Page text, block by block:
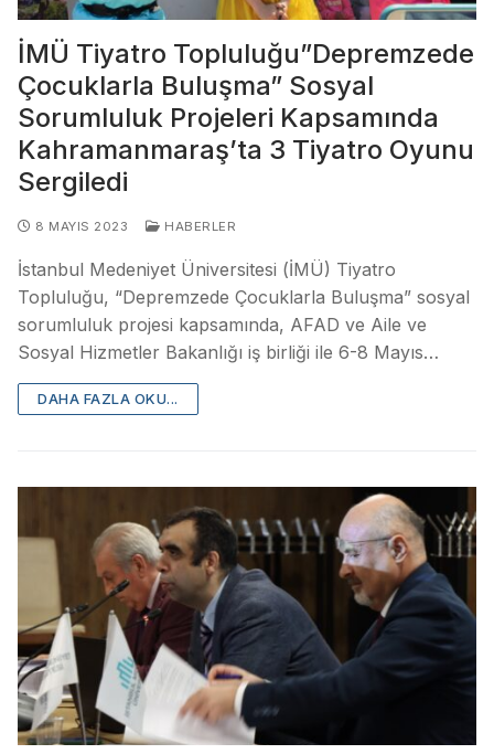
İMÜ Tiyatro Topluluğu”Depremzede
Çocuklarla Buluşma” Sosyal
Sorumluluk Projeleri Kapsamında
Kahramanmaraş’ta 3 Tiyatro Oyunu
Sergiledi
8 MAYIS 2023 HABERLER
İstanbul Medeniyet Üniversitesi (İMÜ) Tiyatro
Topluluğu, “Depremzede Çocuklarla Buluşma” sosyal
sorumluluk projesi kapsamında, AFAD ve Aile ve
Sosyal Hizmetler Bakanlığı iş birliği ile 6-8 Mayıs…
DAHA FAZLA OKU...